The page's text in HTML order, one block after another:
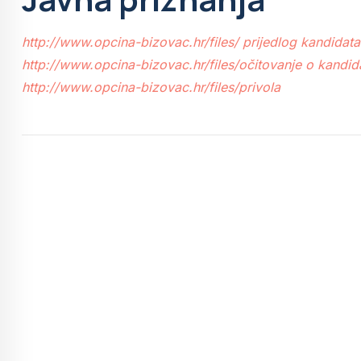
http://www.opcina-bizovac.hr/files/ prijedlog kandidata
http://www.opcina-bizovac.hr/files/očitovanje o
http://www.opcina-bizovac.hr/files/privola